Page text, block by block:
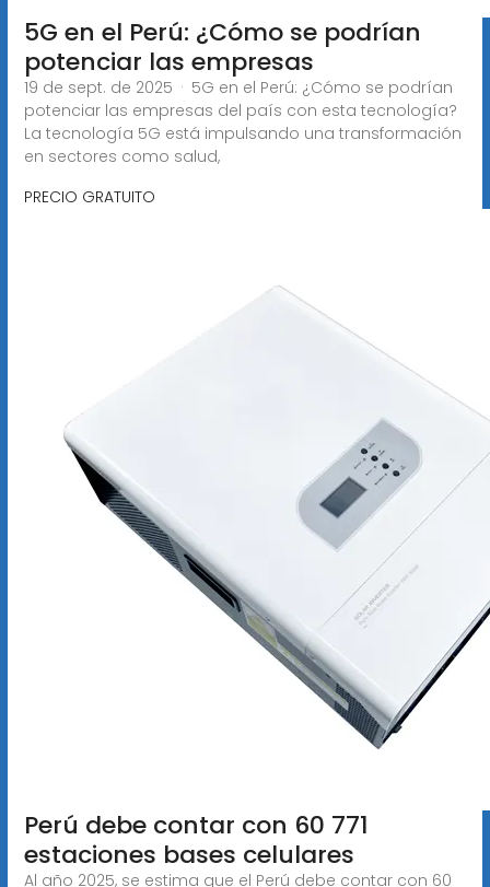
5G en el Perú: ¿Cómo se podrían
potenciar las empresas
19 de sept. de 2025 · 5G en el Perú: ¿Cómo se podrían
potenciar las empresas del país con esta tecnología?
La tecnología 5G está impulsando una transformación
en sectores como salud,
PRECIO GRATUITO
Perú debe contar con 60 771
estaciones bases celulares
Al año 2025, se estima que el Perú debe contar con 60